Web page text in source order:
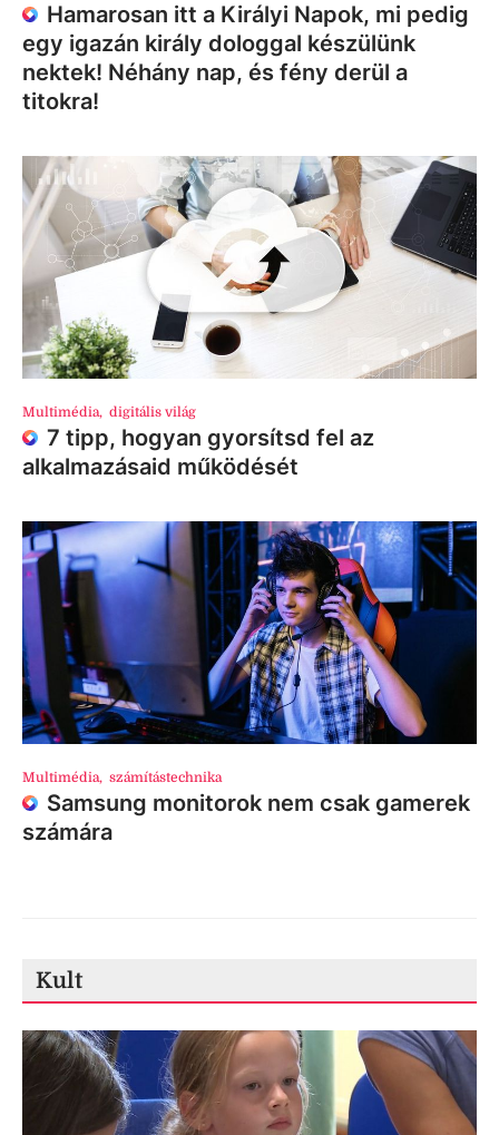
Hamarosan itt a Királyi Napok, mi pedig
egy igazán király dologgal készülünk
nektek! Néhány nap, és fény derül a
titokra!
Multimédia, digitális világ
7 tipp, hogyan gyorsítsd fel az
alkalmazásaid működését
Multimédia, számítástechnika
Samsung monitorok nem csak gamerek
számára
Kult